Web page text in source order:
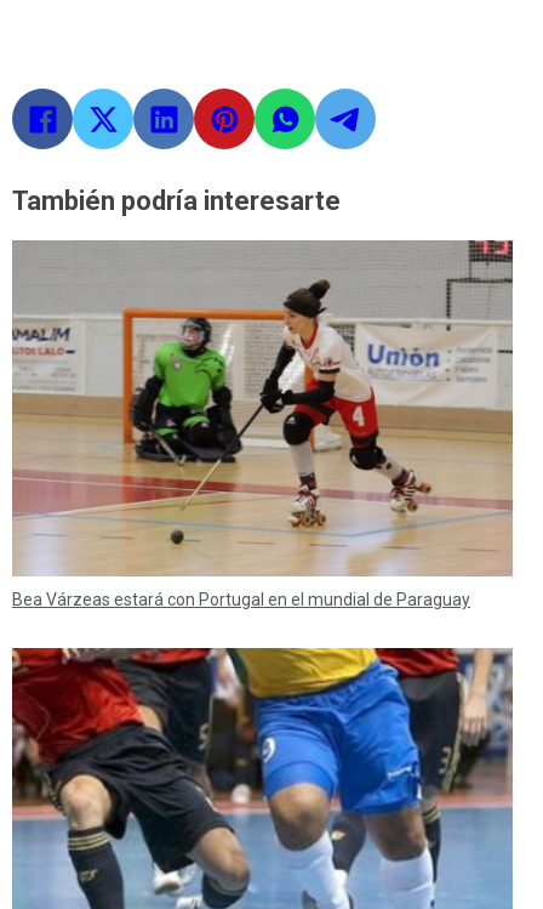
También podría interesarte
Bea Várzeas estará con Portugal en el mundial de Paraguay